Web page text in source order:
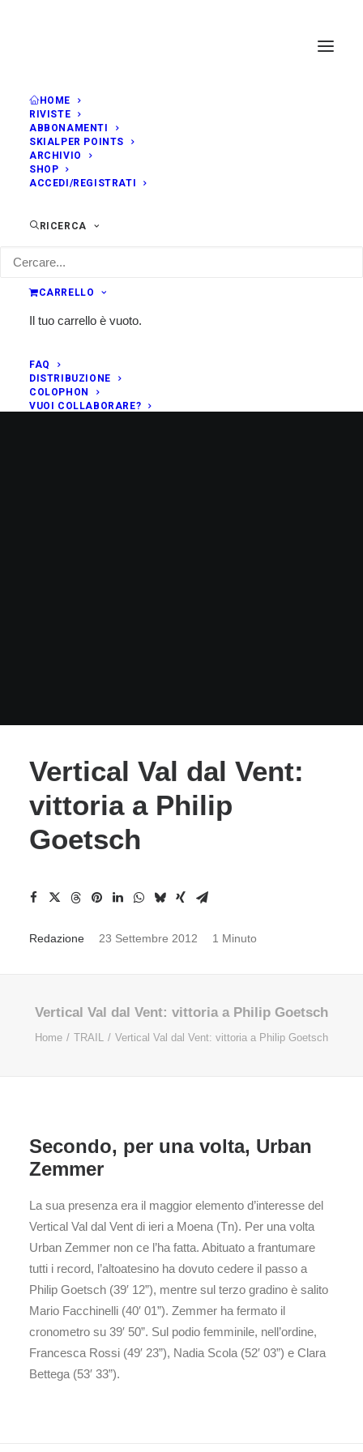
HOME
RIVISTE
ABBONAMENTI
SKIALPER POINTS
ARCHIVIO
SHOP
ACCEDI/REGISTRATI
RICERCA
CARRELLO
Il tuo carrello è vuoto.
FAQ
DISTRIBUZIONE
COLOPHON
VUOI COLLABORARE?
Vertical Val dal Vent:
vittoria a Philip
Goetsch
Redazione 23 Settembre 2012 1 Minuto
Vertical Val dal Vent: vittoria a Philip Goetsch
Home TRAIL Vertical Val dal Vent: vittoria a Philip Goetsch
Secondo, per una volta, Urban
Zemmer
La sua presenza era il maggior elemento d’interesse del
Vertical Val dal Vent di ieri a Moena (Tn). Per una volta
Urban Zemmer non ce l’ha fatta. Abituato a frantumare
tutti i record, l’altoatesino ha dovuto cedere il passo a
Philip Goetsch (39′ 12”), mentre sul terzo gradino è salito
Mario Facchinelli (40′ 01”). Zemmer ha fermato il
cronometro su 39′ 50”. Sul podio femminile, nell’ordine,
Francesca Rossi (49′ 23”), Nadia Scola (52′ 03”) e Clara
Bettega (53′ 33”).